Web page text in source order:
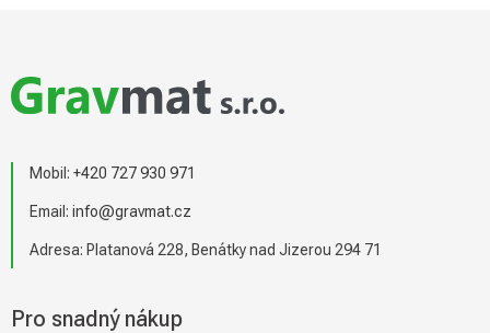
p
a
Mobil: +420 727 930 971
Email: info@gravmat.cz
Adresa: Platanová 228, Benátky nad Jizerou 294 71
Pro snadný nákup